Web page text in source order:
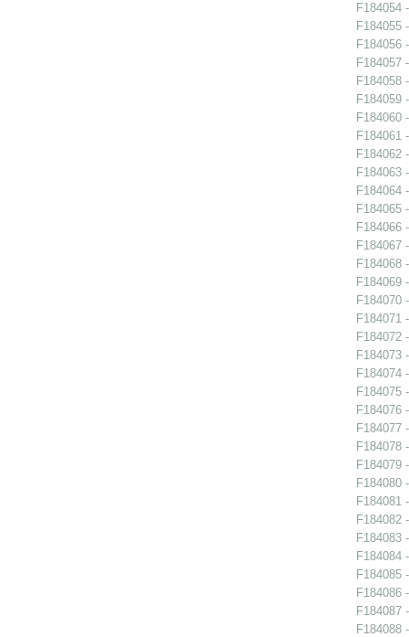
F184054
F184055
F184056
F184057
F184058
F184059
F184060
F184061
F184062
F184063
F184064
F184065
F184066
F184067
F184068
F184069
F184070
F184071
F184072
F184073
F184074
F184075
F184076
F184077
F184078
F184079
F184080
F184081
F184082
F184083
F184084
F184085
F184086
F184087
F184088